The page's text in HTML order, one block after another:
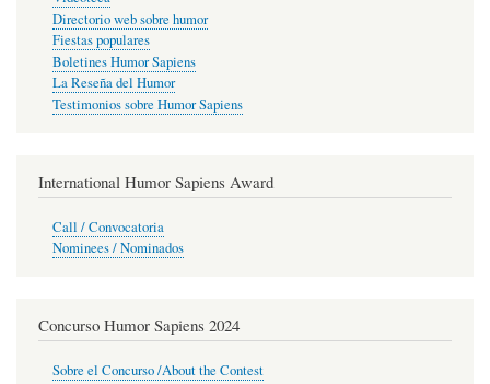
Directorio web sobre humor
Fiestas populares
Boletines Humor Sapiens
La Reseña del Humor
Testimonios sobre Humor Sapiens
International Humor Sapiens Award
Call / Convocatoria
Nominees / Nominados
Concurso Humor Sapiens 2024
Sobre el Concurso /About the Contest